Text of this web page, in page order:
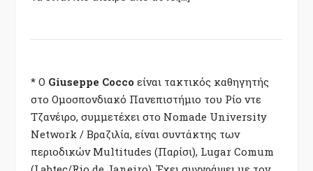
* Ο Giuseppe Cocco είναι τακτικός καθηγητής
στο Ομοσπονδιακό Πανεπιστήμιο του Ρίο ντε
Τζανέιρο, συμμετέχει στο Nomade University
Network / Βραζιλία, είναι συντάκτης των
περιοδικών Multitudes (Παρίσι), Lugar Comum